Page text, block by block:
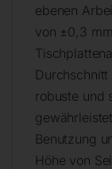
ebenen
von ±0,3
robuste und
Benutzung
Höhe von